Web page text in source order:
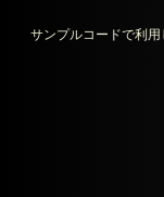
サンプルコードで利